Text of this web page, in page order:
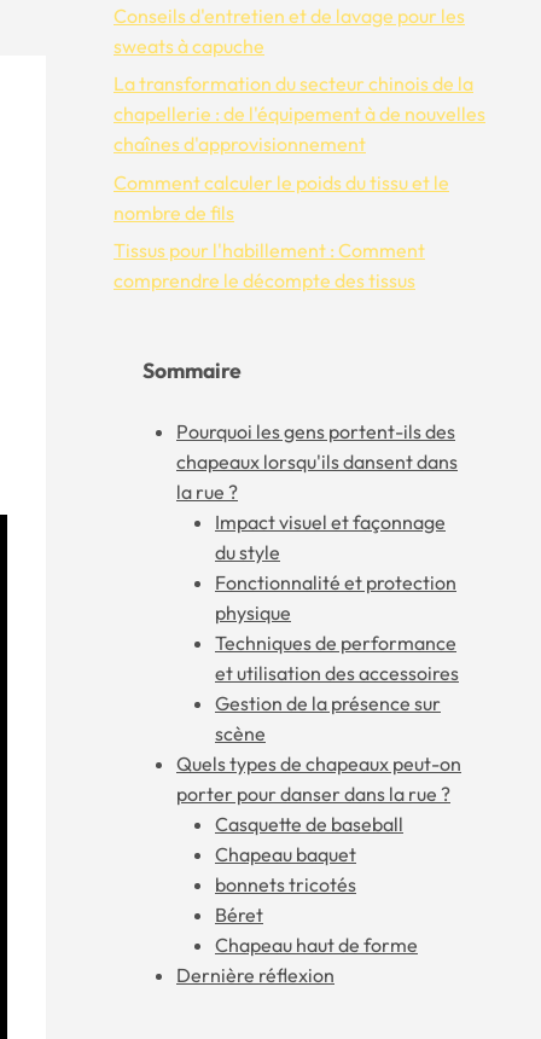
Conseils d'entretien et de lavage pour les
sweats à capuche
La transformation du secteur chinois de la
chapellerie : de l'équipement à de nouvelles
chaînes d'approvisionnement
Comment calculer le poids du tissu et le
nombre de fils
Tissus pour l'habillement : Comment
comprendre le décompte des tissus
Sommaire
Pourquoi les gens portent-ils des
chapeaux lorsqu'ils dansent dans
la rue ?
Impact visuel et façonnage
du style
Fonctionnalité et protection
physique
Techniques de performance
et utilisation des accessoires
Gestion de la présence sur
scène
Quels types de chapeaux peut-on
porter pour danser dans la rue ?
Casquette de baseball
Chapeau baquet
bonnets tricotés
Béret
Chapeau haut de forme
Dernière réflexion